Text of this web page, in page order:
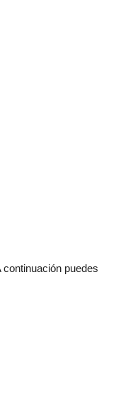
puedes